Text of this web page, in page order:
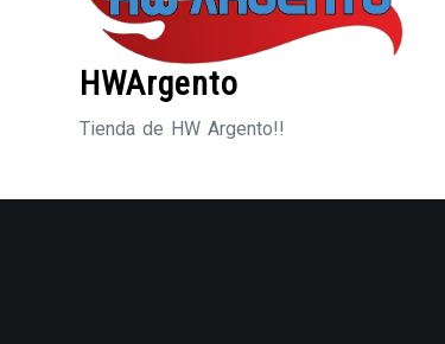
HWArgento
Tienda de HW Argento!!